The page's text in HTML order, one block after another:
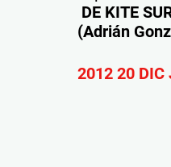
DE KITE
(Adrián
2012 20 DIC